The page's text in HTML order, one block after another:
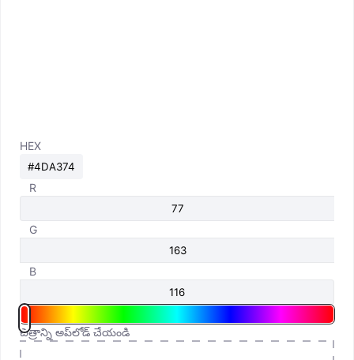
HEX
R
G
B
చిత్రాన్ని అప్‌లోడ్ చేయండి